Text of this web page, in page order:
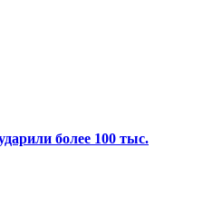
более 100 тыс.